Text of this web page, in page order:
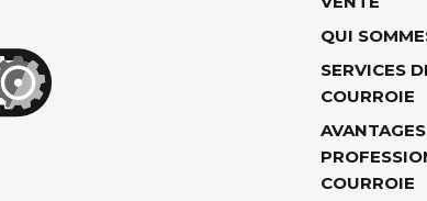
QUI
SERVICES
COURROIE
COURROIE